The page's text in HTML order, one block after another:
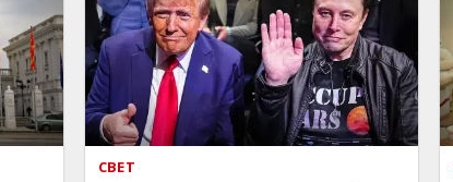
СВЕТ